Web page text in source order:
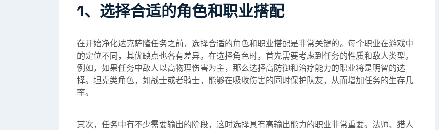
1、选择合适的角色和职业搭配
在开始净化达克萨隆任务之前，选择合适的角色和职业搭配是非常关键的。每个职业在游戏中
的定位不同，其优缺点也各有差异。在选择角色时，首先需要考虑到任务的性质和敌人类型。
例如，如果任务中敌人以高物理伤害为主，那么选择高防御和治疗能力的职业将是明智的选
择。坦克类角色，如战士或者骑士，能够在吸收伤害的同时保护队友，从而增加任务的生存几
率。
其次，任务中有不少需要输出的阶段，这时选择具有高输出能力的职业非常重要。法师、猎人